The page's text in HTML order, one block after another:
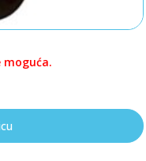
moguća.